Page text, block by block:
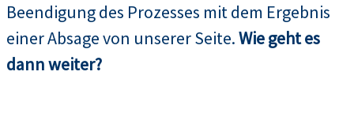
Beendigung des Prozesses mit dem Ergebnis
einer Absage von unserer Seite.Wie geht es
dann weiter?